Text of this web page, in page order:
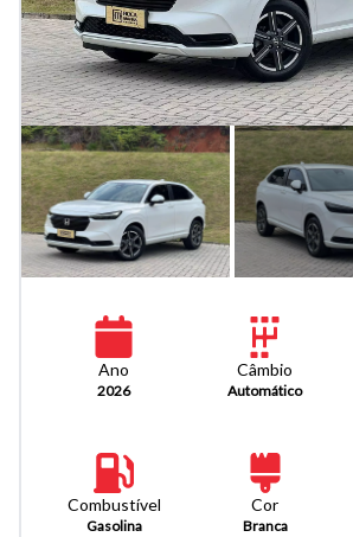
Ano
2026
Câmbio
Automático
Combustível
Gasolina
Cor
Branca